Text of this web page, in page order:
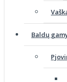
Baldų